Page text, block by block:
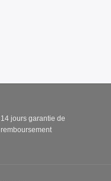
14 jours garantie de
remboursement